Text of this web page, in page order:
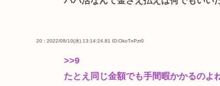
20 : 2022/08/10(水) 13:14:24.81 ID:OkoTnPzr0
>>9
たとえ同じ金額でも手間暇かかるのよ